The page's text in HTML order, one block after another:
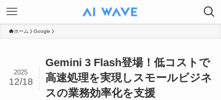
ホーム Google
Gemini 3 Flash登場！低コストで
高速処理を実現しスモールビジネ
スの業務効率化を支援
2025
12/18